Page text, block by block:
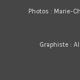
Photos : Marie-
Graphiste :